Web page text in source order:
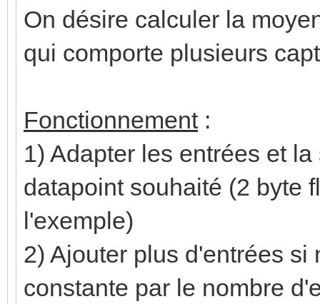
On désire calculer la
qui comporte plusieurs
Fonctionnement:
1) Adapter les entrées et
datapoint souhaité (2 byte
l'exemple)
2) Ajouter plus d'entrées
constante par le nombre